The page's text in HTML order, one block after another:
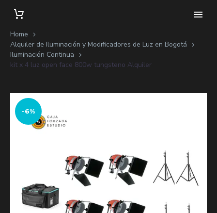
Home
Alquiler de Iluminación y Modificadores de Luz en Bogotá
Iluminación Continua
kit x 4 luz open face 800w tungsteno Alquiler
-6%